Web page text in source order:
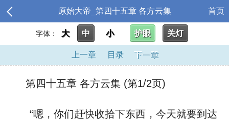
原始大帝_第四十五章 各方云集 首页
字体： 大 中 小 护眼 关灯
上一章 目录 下一章
第四十五章 各方云集 (第1/2页)
“嗯，你们赶快收拾下东西，今天就要到达